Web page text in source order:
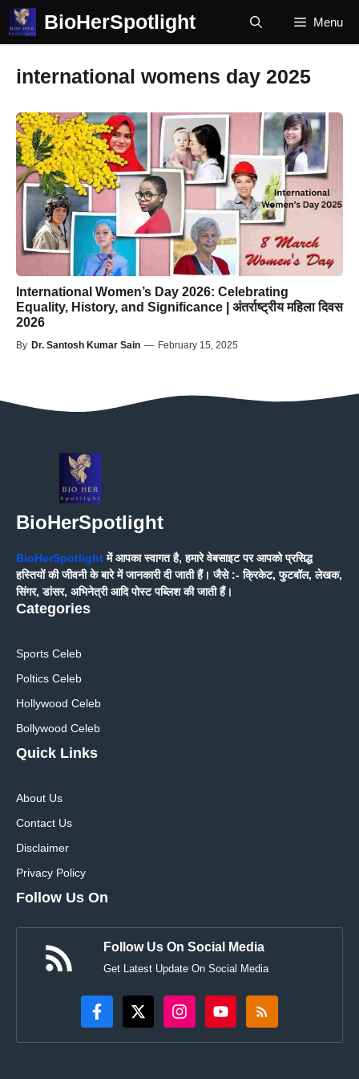
Skip
BioHerSpotlight Menu
international womens day 2025
International Women’s Day 2026: Celebrating
Equality, History, and Significance | अंतर्राष्ट्रीय महिला दिवस
2026
By Dr. Santosh Kumar Sain — February 15, 2025
BioHerSpotlight
BioHerSpotlightमें आपका स्वागत है, हमारे वेबसाइट पर आपको प्रसिद्ध
हस्तियों की जीवनी के बारे में जानकारी दी जाती हैं। जैसे :- क्रिकेट, फुटबॉल, लेखक,
सिंगर, डांसर, अभिनेत्री आदि पोस्ट पब्लिश की जाती हैं।
Categories
Sports Celeb
Poltics Celeb
Hollywood Celeb
Bollywood Celeb
Quick Links
About Us
Contact Us
Disclaimer
Privacy Policy
Follow Us On
Follow Us On Social Media
Get Latest Update On Social Media